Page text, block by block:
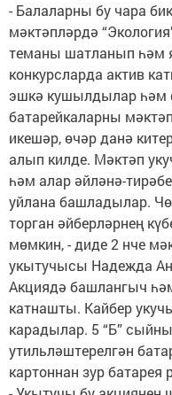
- Балаларны бу чара
мәктәпләрдә
теманы шатланып һәм
конкурсларда актив
эшкә кушылдылар һәм
батарейкаларны
икешәр, өчәр данә
алып килде. Мәктәп
һәм алар әйләнә-
уйлана башладылар.
торган әйберләрнең
мөмкин, - диде 2 нче
укытучысы Надежда
Акциядә башлангыч
катнашты. Кайбер
карадылар. 5 “Б”
утильләштерелгән
картоннан зур